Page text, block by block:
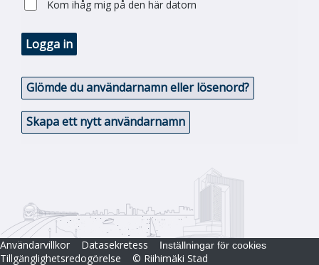
Kom ihåg mig på den här datorn
Logga in
Glömde du användarnamn eller lösenord?
Skapa ett nytt användarnamn
Användarvillkor Datasekretess Inställningar för cookies
Tillgänglighetsredogörelse © Riihimäki Stad